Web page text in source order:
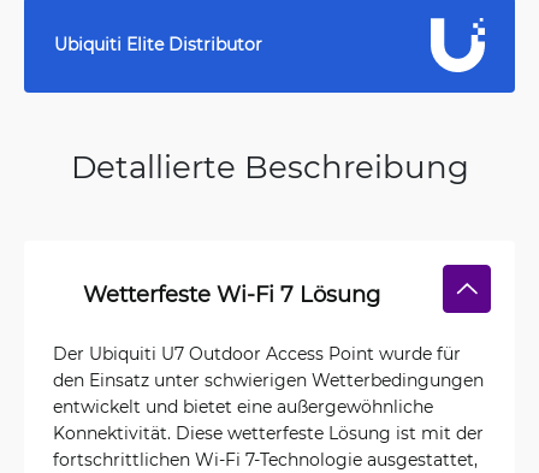
Ubiquiti Elite Distributor
Detallierte Beschreibung
Wetterfeste Wi-Fi 7 Lösung
Der Ubiquiti U7 Outdoor Access Point wurde für
den Einsatz unter schwierigen Wetterbedingungen
entwickelt und bietet eine außergewöhnliche
Konnektivität. Diese wetterfeste Lösung ist mit der
fortschrittlichen Wi-Fi 7-Technologie ausgestattet,